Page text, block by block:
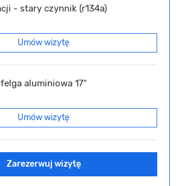
- stary czynnik (r134a)
Umów wizytę
aluminiowa 17″
Umów wizytę
Zarezerwuj wizytę